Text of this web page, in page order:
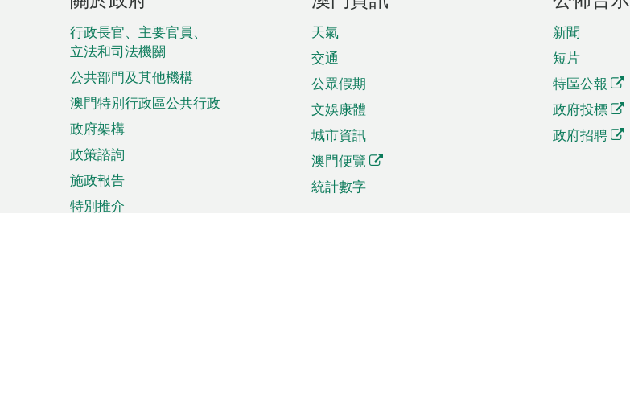
腳
菜
單
行政長官、主要官員、
立法和司法機關
公共部門及其他機構
澳門特別行政區公共行政
政府架構
政策諮詢
施政報告
特別推介
天氣
交通
公眾假期
文娛康體
城市資訊
澳門便覽
統計數字
新聞
短片
特區公報
政府投標
政府招聘